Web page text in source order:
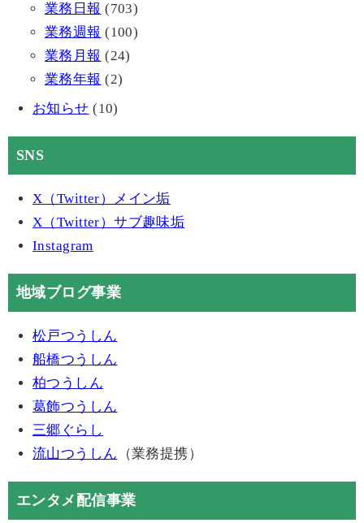
業務日報 (703)
業務週報 (100)
業務月報 (24)
業務年報 (2)
お知らせ (10)
SNS
X（Twitter）メイン垢
X（Twitter）サブ趣味垢
Instagram
地域ブログ事業
松戸つうしん
船橋つうしん
柏つうしん
葛飾つうしん
三郷ぐらし
流山つうしん （業務提携）
エンタメ配信事業